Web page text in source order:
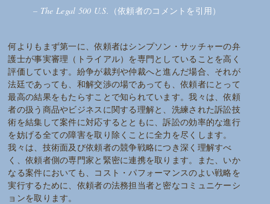
– The Legal 500 U.S. （依頼者のコメントを引用）
何よりもまず第一に、依頼者はシンプソン・サッチャーの弁
護士が事実審理（トライアル）を専門としていることを高く
評価しています。紛争が裁判や仲裁へと進んだ場合、それが
法廷であっても、和解交渉の場であっても、依頼者にとって
最高の結果をもたらすことで知られています。我々は、依頼
者の扱う商品やビジネスに関する理解と、洗練された訴訟技
術を結集して案件に対応するとともに、訴訟の効率的な進行
を妨げる全ての障害を取り除くことに全力を尽くします。
我々は、技術面及び依頼者の競争戦略につき深く理解すべ
く、依頼者側の専門家と緊密に連携を取ります。また、いか
なる案件においても、コスト・パフォーマンスのよい戦略を
実行するために、依頼者の法務担当者と密なコミュニケーシ
ョンを取ります。